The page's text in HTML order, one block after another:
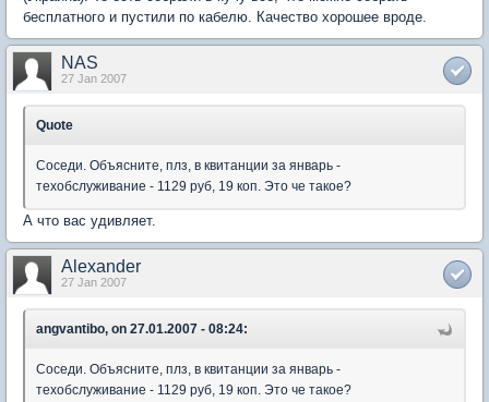
бесплатного и пустили по кабелю. Качество хорошее вроде.
NAS
27 Jan 2007
Quote
Соседи. Объясните, плз, в квитанции за январь -
техобслуживание - 1129 руб, 19 коп. Это че такое?
А что вас удивляет.
Alexander
27 Jan 2007
angvantibo, on 27.01.2007 - 08:24:
Соседи. Объясните, плз, в квитанции за январь -
техобслуживание - 1129 руб, 19 коп. Это че такое?